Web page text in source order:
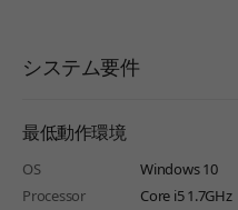
システム要件
最低動作環境
OS
Windows 10
Processor
Core i5 1.7GHz